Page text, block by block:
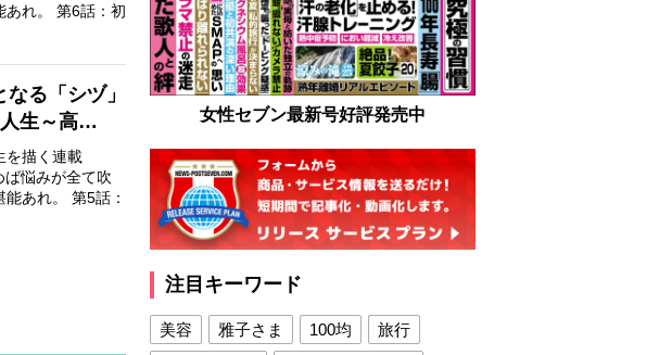
あれ。 第6話：初
る「シヅ」
生～高…
を描く連載
悩みが全て吹
あれ。 第5話：
女性セブン最新号好評発売中
注目キーワード
美容 雅子さま 100均
旅行